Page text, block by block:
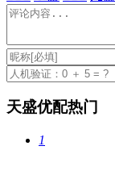
天盛优配热门
1